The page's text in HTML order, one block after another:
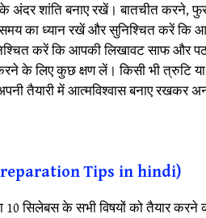
के अंदर शांति बनाए रखें। बातचीत करने,
का ध्यान रखें और सुनिश्चित करें कि
करें कि आपकी लिखावट साफ और
करने के लिए कुछ क्षण लें। किसी भी
तैयारी में आत्मविश्वास बनाए रखकर
Preparation Tips in hindi)
10 सिलेबस के सभी विषयों को तैयार करने